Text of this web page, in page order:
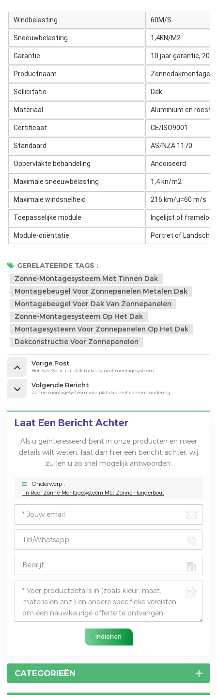
Windbelasting 60M/S
Sneeuwbelasting 1,4KN/M2
Garantie 10 jaar garantie, 20
Productnaam
Sollicitatie Dak
Materiaal Aluminium en
Certificaat CE/ISO9001
Standaard AS/NZA 1170
Oppervlakte behandeling Andoiseerd
Maximale sneeuwbelasting 1,4 kn/m2
Maximale windsnelheid 216 km/u=60 m/s
Toepasselijke module Ingelijst of frameloos
Module-oriëntatie Portret of Landschap
GERELATEERDE TAGS :
Zonne-Montagesysteem Met Tinnen Dak
Montagebeugel Voor Zonnepanelen Metalen Dak
Montagebeugel Voor Dak Van Zonnepanelen
Zonne-Montagesysteem Op Het Dak
Montagesysteem Voor Zonnepanelen Op Het Dak
Dakconstructie Voor Zonnepanelen
Vorige Post
Hot Sale Solar plat dak ballastpaneel montagesysteem
Volgende Bericht
Zonne-montagesysteem voor plat dak met cementfundering
Laat Een Bericht Achter
Als u geïnteresseerd bent in onze producten en meer
details wilt weten, laat dan hier een bericht achter, wij
zullen u zo snel mogelijk antwoorden.
Onderwerp :
Tin Roof Zonne-Montagesysteem Met Zonne-Hangerbout
Indienen
CATEGORIEËN